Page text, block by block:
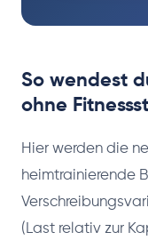
So wendest
ohne
Hier werden die
heimtrainierende
(Last relativ zur